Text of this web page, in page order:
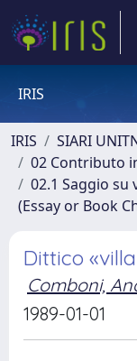
IRIS
IRIS
SIARI
02 Contributo
02.1 Saggio
(Essay or Book
Dittico
Comboni,
1989-01-01